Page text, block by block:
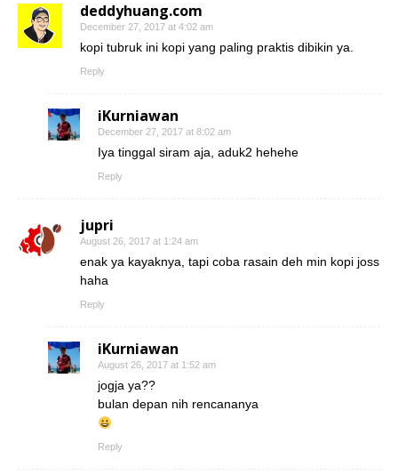
deddyhuang.com
December 27, 2017 at 4:02 am
kopi tubruk ini kopi yang paling praktis dibikin ya.
Reply
iKurniawan
December 27, 2017 at 8:02 am
Iya tinggal siram aja, aduk2 hehehe
Reply
jupri
August 26, 2017 at 1:24 am
enak ya kayaknya, tapi coba rasain deh min kopi joss
haha
Reply
iKurniawan
August 26, 2017 at 1:52 am
jogja ya??
bulan depan nih rencananya
Reply